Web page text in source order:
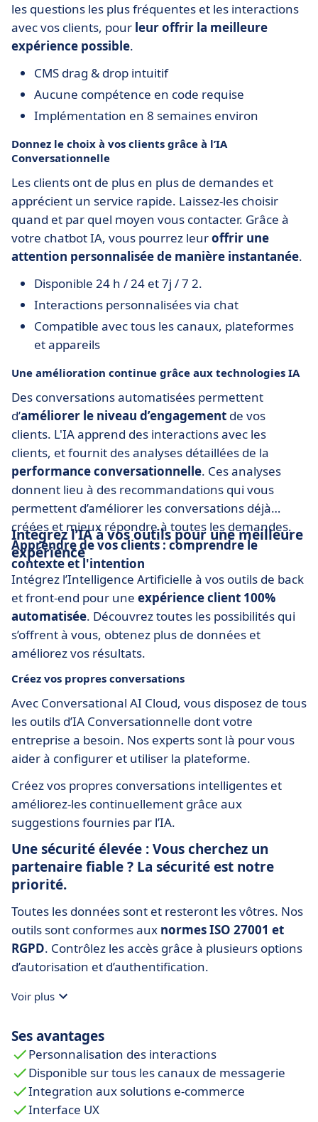
les questions les plus fréquentes et les interactions
avec vos clients, pour leur offrir la meilleure
expérience possible.
CMS drag & drop intuitif
Aucune compétence en code requise
Implémentation en 8 semaines environ
Donnez le choix à vos clients grâce à l’IA
Conversationnelle
Les clients ont de plus en plus de demandes et
apprécient un service rapide. Laissez-les choisir
quand et par quel moyen vous contacter. Grâce à
votre chatbot IA, vous pourrez leuroffrir une
attention personnalisée de manière instantanée.
Disponible 24 h / 24 et 7j / 7 2.
Interactions personnalisées via chat
Compatible avec tous les canaux, plateformes
et appareils
Une amélioration continue grâce aux technologies IA
Des conversations automatisées permettent
d’améliorer le niveau d’engagement de vos
clients. L'IA apprend des interactions avec les
clients, et fournit des analyses détaillées de la
performance conversationnelle. Ces analyses
donnent lieu à des recommandations qui vous
permettent d’améliorer les conversations déjà
créées et mieux répondre à toutes les demandes.
Apprendre de vos clients : comprendre le
contexte et l'intention
Intégrez l’IA à vos outils pour une meilleure
expérience
Intégrez l’Intelligence Artificielle à vos outils de back
et front-end pour une expérience client 100%
automatisée. Découvrez toutes les possibilités qui
s’offrent à vous, obtenez plus de données et
améliorez vos résultats.
Créez vos propres conversations
Avec Conversational AI Cloud, vous disposez de tous
les outils d’IA Conversationnelle dont votre
entreprise a besoin. Nos experts sont là pour vous
aider à configurer et utiliser la plateforme.
Créez vos propres conversations intelligentes et
améliorez-les continuellement grâce aux
suggestions fournies par l’IA.
Une sécurité élevée : Vous cherchez un
partenaire fiable ? La sécurité est notre
priorité.
Toutes les données sont et resteront les vôtres. Nos
outils sont conformes aux normes ISO 27001 et
RGPD. Contrôlez les accès grâce à plusieurs options
d’autorisation et d’authentification.
Voir plus
Ses avantages
Personnalisation des interactions
Disponible sur tous les canaux de messagerie
Integration aux solutions e-commerce
Interface UX